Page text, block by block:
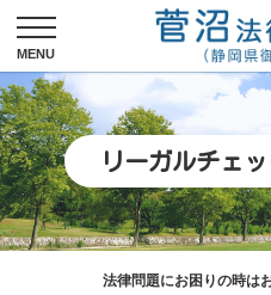
リーガルチェ
法律問題にお困りの時は